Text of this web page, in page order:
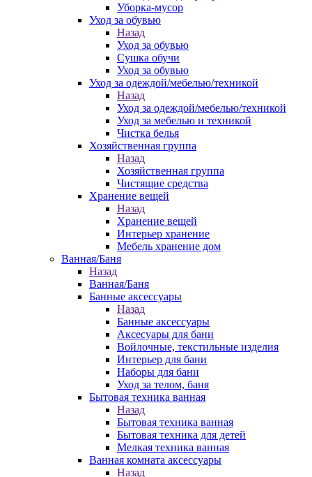
Уборка-мусор
Уход за обувью
Назад
Уход за обувью
Сушка обучи
Уход за обувью
Уход за одеждой/мебелью/техникой
Назад
Уход за одеждой/мебелью/техникой
Уход за мебелью и техникой
Чистка белья
Хозяйственная группа
Назад
Хозяйственная группа
Чистящие средства
Хранение вещей
Назад
Хранение вещей
Интерьер хранение
Мебель хранение дом
Ванная/Баня
Назад
Ванная/Баня
Банные аксессуары
Назад
Банные аксессуары
Аксесуары для бани
Войлочные, текстильные изделия
Интерьер для бани
Наборы для бани
Уход за телом, баня
Бытовая техника ванная
Назад
Бытовая техника ванная
Бытовая техника для детей
Мелкая техника ванная
Ванная комната аксессуары
Назад